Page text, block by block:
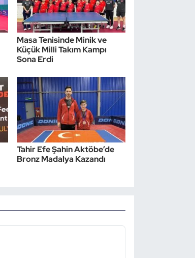
Masa Tenisinde Minik ve
Küçük Milli Takım Kampı
Sona Erdi
Tahir Efe Şahin Aktöbe’de
Bronz Madalya Kazandı